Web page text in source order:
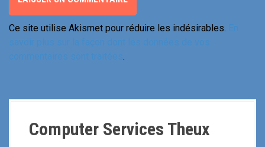
Ce site utilise Akismet pour réduire les indésirables.
.
Computer Services Theux